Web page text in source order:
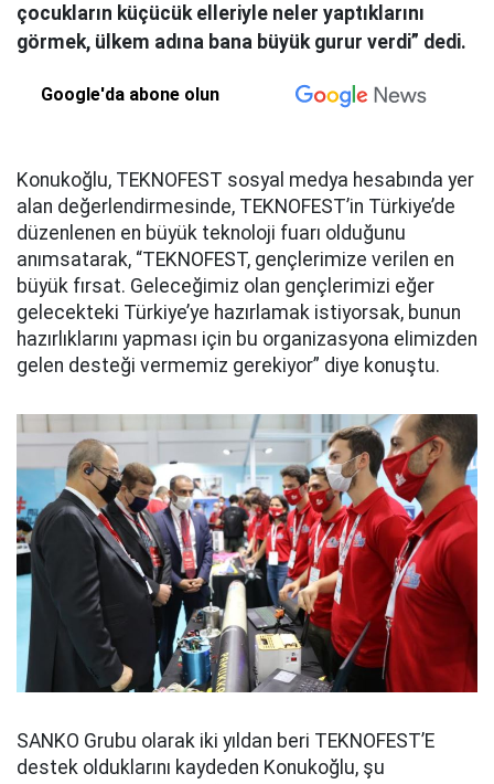
çocukların küçücük elleriyle neler yaptıklarını
görmek, ülkem adına bana büyük gurur verdi” dedi.
Google'da abone olun
Konukoğlu, TEKNOFEST sosyal medya hesabında yer
alan değerlendirmesinde, TEKNOFEST’in Türkiye’de
düzenlenen en büyük teknoloji fuarı olduğunu
anımsatarak, “TEKNOFEST, gençlerimize verilen en
büyük fırsat. Geleceğimiz olan gençlerimizi eğer
gelecekteki Türkiye’ye hazırlamak istiyorsak, bunun
hazırlıklarını yapması için bu organizasyona elimizden
gelen desteği vermemiz gerekiyor” diye konuştu.
SANKO Grubu olarak iki yıldan beri TEKNOFEST’E
destek olduklarını kaydeden Konukoğlu, şu